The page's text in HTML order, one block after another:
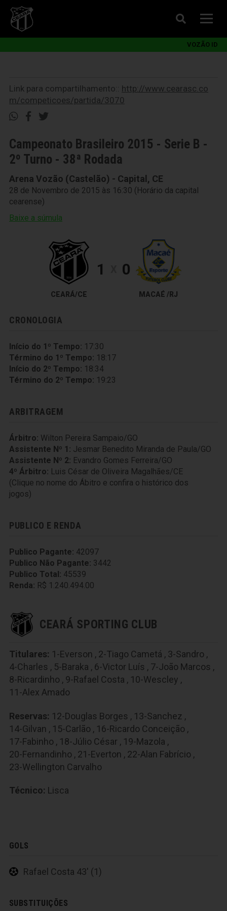
VOZÃO ID
Link para compartilhamento:: http://www.cearasc.co
m/competicoes/partida/3070
Campeonato Brasileiro 2015 - Serie B -
2º Turno - 38ª Rodada
Arena Vozão (Castelão) - Capital, CE
28 de Novembro de 2015 às 16:30 (Horário da capital
cearense)
Baixe a súmula
CEARÁ/CE
1 0
MACAÉ /RJ
CRONOLOGIA
Início do 1º Tempo: 17:30
Término do 1º Tempo: 18:17
Início do 2º Tempo: 18:34
Término do 2º Tempo: 19:23
ARBITRAGEM
Árbitro: Wilton Pereira Sampaio/GO
Assistente Nº 1: Jesmar Benedito Miranda de Paula/GO
Assistente Nº 2: Evandro Gomes Ferreira/GO
4º Árbitro: Luis César de Oliveira Magalhães/CE
(Clique no nome do Ábitro e confira o histórico dos
jogos)
PUBLICO E RENDA
Publico Pagante: 42097
Publico Não Pagante: 3442
Publico Total: 45539
Renda: R$ 1.240.494.00
CEARÁ SPORTING CLUB
Titulares: 1-Everson , 2-Tiago Cametá , 3-Sandro ,
4-Charles , 5-Baraka , 6-Victor Luís , 7-João Marcos ,
8-Ricardinho , 9-Rafael Costa , 10-Wescley ,
11-Alex Amado
Reservas: 12-Douglas Borges , 13-Sanchez ,
14-Gilvan , 15-Carlão , 16-Ricardo Conceição ,
17-Fabinho , 18-Júlio César , 19-Mazola ,
20-Fernandinho , 21-Everton , 22-Alan Fabrício ,
23-Wellington Carvalho
Técnico: Lisca
GOLS
Rafael Costa 43' (1)
SUBSTITUIÇÕES